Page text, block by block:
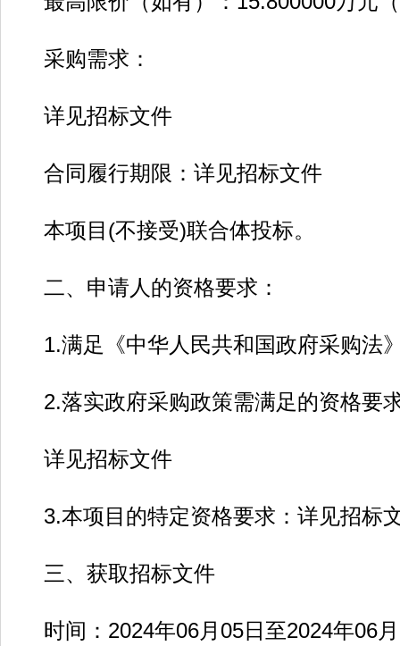
采购需求：
详见招标文件
合同履行期限：详见招标文件
本项目(不接受)联合体投标。
二、申请人的资格要求：
1.满足《中华人民共和国政府采购法
2.落实政府采购政策需满足的资格要
详见招标文件
3.本项目的特定资格要求：详见招标
三、获取招标文件
时间：2024年06月05日至2024年06月